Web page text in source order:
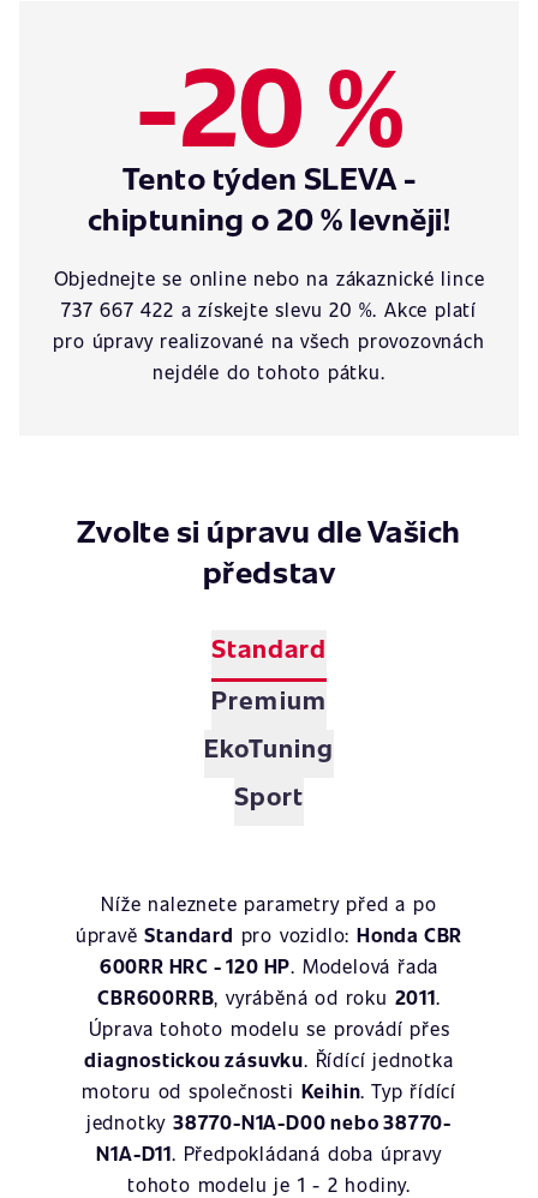
-20 %
Tento týden SLEVA -
chiptuning o 20 % levněji!
Objednejte se online nebo na zákaznické lince
737 667 422 a získejte slevu 20 %. Akce platí
pro úpravy realizované na všech provozovnách
nejdéle do tohoto pátku.
Zvolte si úpravu dle Vašich
představ
Standard
Premium
EkoTuning
Sport
Níže naleznete parametry před a po
úpravěStandard pro vozidlo: Honda CBR
600RR HRC - 120 HP. Modelová řada
CBR600RRB, vyráběná od roku 2011.
Úprava tohoto modelu se provádí přes
diagnostickou zásuvku. Řídící jednotka
motoru od společnosti Keihin. Typ řídící
jednotky38770-N1A-D00 nebo 38770-
N1A-D11. Předpokládaná doba úpravy
tohoto modelu je 1 - 2 hodiny.